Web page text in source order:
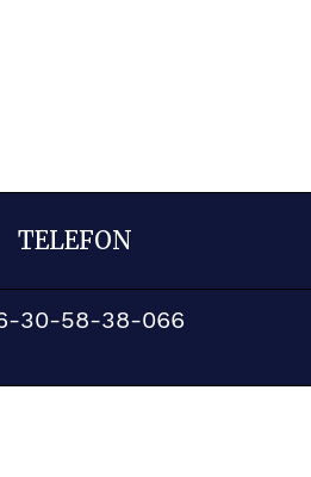
TELEFON
30-58-38-066